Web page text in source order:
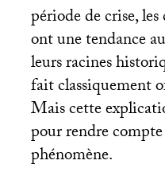
période de crise,
ont une tendance
leurs racines
fait classiquement
Mais cette
pour rendre
phénomène.